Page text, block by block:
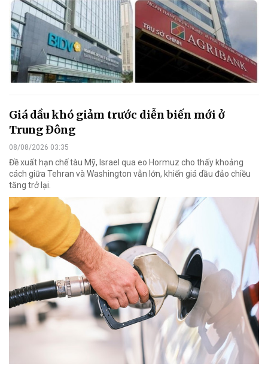
Giá dầu khó giảm trước diễn biến mới ở
Trung Đông
08/08/2026 03:35
Đề xuất hạn chế tàu Mỹ, Israel qua eo Hormuz cho thấy khoảng
cách giữa Tehran và Washington vẫn lớn, khiến giá dầu đảo chiều
tăng trở lại.